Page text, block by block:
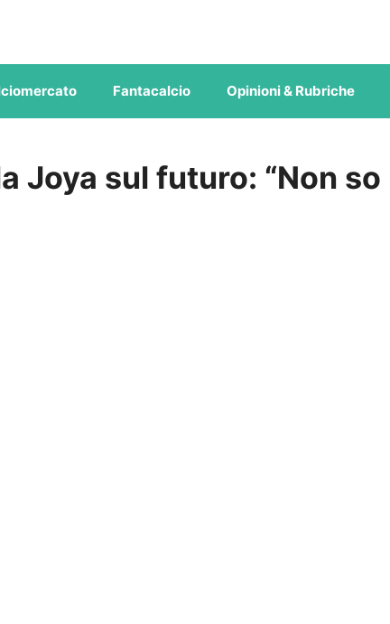
Fantacalcio Opinioni & Rubriche
Joya sul futuro: “Non so